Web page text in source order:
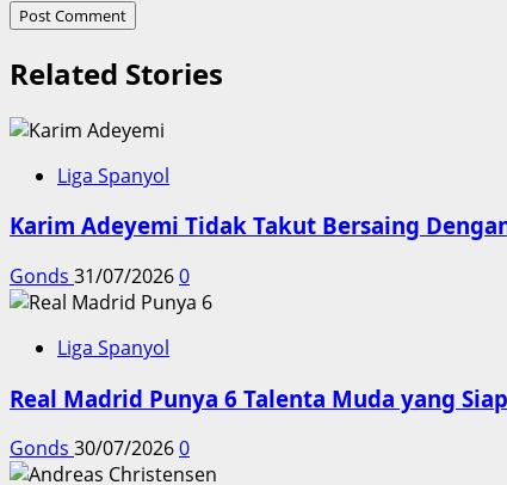
Related Stories
Liga Spanyol
Karim Adeyemi Tidak Takut Bersaing
Gonds 31/07/20260
Liga Spanyol
Real Madrid Punya 6 Talenta Muda yang
Gonds 30/07/20260